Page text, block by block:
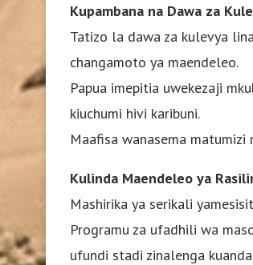
Kupambana na Dawa za
Tatizo la dawa za kulevya
changamoto ya maendeleo.
Papua imepitia uwekezaji
kiuchumi hivi karibuni.
Maafisa wanasema
Kulinda Maendeleo ya
Mashirika ya serikali
Programu za ufadhili wa
ufundi stadi zinalenga